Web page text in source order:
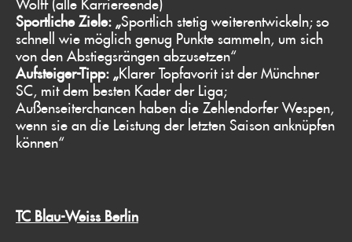
Sportliche Ziele: „Sportlich stetig weiterentwickeln; so
schnell wie möglich genug Punkte sammeln, um sich
von den Abstiegsrängen abzusetzen“
Aufsteiger-Tipp: „Klarer Topfavorit ist der Münchner
SC, mit dem besten Kader der Liga;
Außenseiterchancen haben die Zehlendorfer Wespen,
wenn sie an die Leistung der letzten Saison anknüpfen
können“
TC Blau-Weiss Berlin